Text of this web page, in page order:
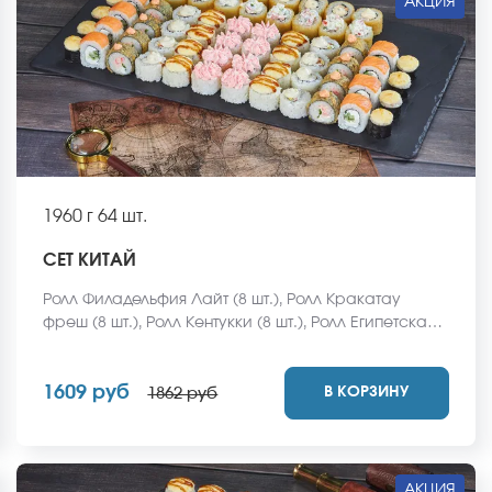
1960 г 64 шт.
СЕТ КИТАЙ
Ролл Филадельфия Лайт (8 шт.), Ролл Кракатау
фреш (8 шт.), Ролл Кентукки (8 шт.), Ролл Египетская
Пасо (8 шт.), Ролл Карибы (8 шт.), Ролл Мальта с
сыром (8 шт.) *Не забудьте заказать имбирь,
васаби и соевый соус. Они не входят в стоимость
фото на сайте.
1609 руб 1862 руб В КОРЗИНУ